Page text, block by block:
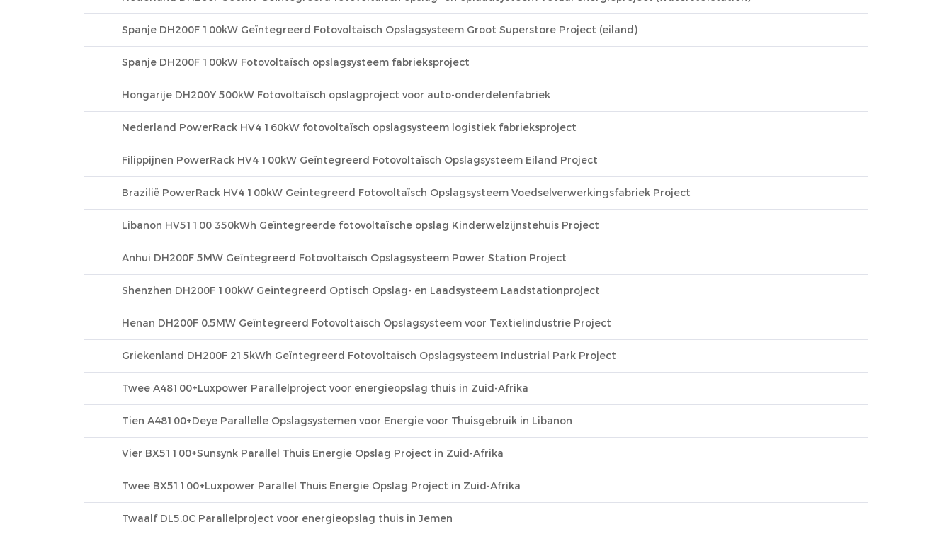
Spanje DH200F 100kW Geïntegreerd Fotovoltaïsch Opslagsysteem Groot Superstore Project (eiland)
Spanje DH200F 100kW Fotovoltaïsch opslagsysteem fabrieksproject
Hongarije DH200Y 500kW Fotovoltaïsch opslagproject voor auto-onderdelenfabriek
Nederland PowerRack HV4 160kW fotovoltaïsch opslagsysteem logistiek fabrieksproject
Filippijnen PowerRack HV4 100kW Geïntegreerd Fotovoltaïsch Opslagsysteem Eiland Project
Brazilië PowerRack HV4 100kW Geïntegreerd Fotovoltaïsch Opslagsysteem Voedselverwerkingsfabriek Project
Libanon HV51100 350kWh Geïntegreerde fotovoltaïsche opslag Kinderwelzijnstehuis Project
Anhui DH200F 5MW Geïntegreerd Fotovoltaïsch Opslagsysteem Power Station Project
Shenzhen DH200F 100kW Geïntegreerd Optisch Opslag- en Laadsysteem Laadstationproject
Henan DH200F 0,5MW Geïntegreerd Fotovoltaïsch Opslagsysteem voor Textielindustrie Project
Griekenland DH200F 215kWh Geïntegreerd Fotovoltaïsch Opslagsysteem Industrial Park Project
Twee A48100+Luxpower Parallelproject voor energieopslag thuis in Zuid-Afrika
Tien A48100+Deye Parallelle Opslagsystemen voor Energie voor Thuisgebruik in Libanon
Vier BX51100+Sunsynk Parallel Thuis Energie Opslag Project in Zuid-Afrika
Twee BX51100+Luxpower Parallel Thuis Energie Opslag Project in Zuid-Afrika
Twaalf DL5.0C Parallelproject voor energieopslag thuis in Jemen